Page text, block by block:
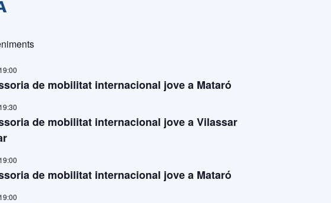
19:00
de mobilitat internacional jove a Mataró
19:30
de mobilitat internacional jove a Vilassar
19:00
de mobilitat internacional jove a Mataró
19:00